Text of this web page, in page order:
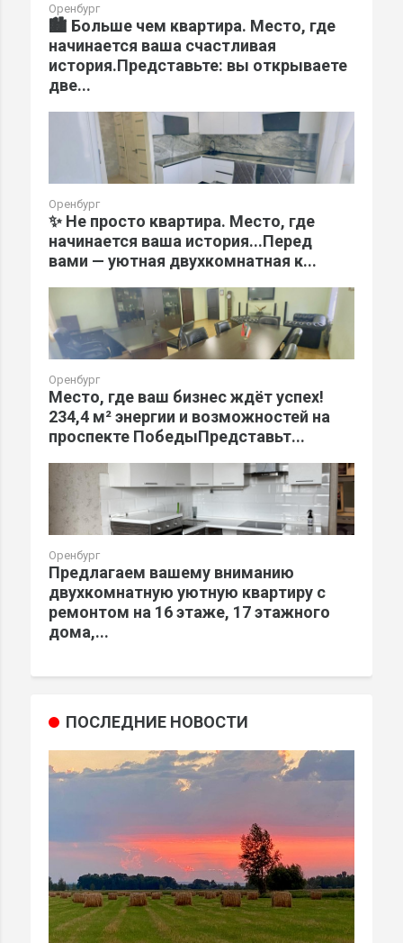
Оренбург
🏙️ Больше чем квартира. Место, где
начинается ваша счастливая
история.Представьте: вы открываете
две...
Оренбург
✨ Не просто квартира. Место, где
начинается ваша история...Перед
вами — уютная двухкомнатная к...
Оренбург
Место, где ваш бизнес ждёт успех!
234,4 м² энергии и возможностей на
проспекте ПобедыПредставьт...
Оренбург
Предлагаем вашему вниманию
двухкомнатную уютную квартиру с
ремонтом на 16 этаже, 17 этажного
дома,...
ПОСЛЕДНИЕ НОВОСТИ